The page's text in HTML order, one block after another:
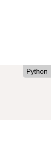
Python